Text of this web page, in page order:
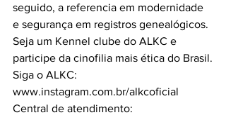
seguido, a referencia em modernidade
e segurança em registros genealógicos.
Seja um Kennel clube do ALKC e
participe da cinofilia mais ética do Brasil.
Siga o ALKC:
www.instagram.com.br/alkcoficial
Central de atendimento: